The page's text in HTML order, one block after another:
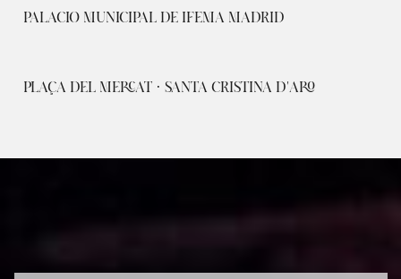
PALACIO MUNICIPAL DE IFEMA MADRID
PLAÇA DEL MERCAT · SANTA CRISTINA D'ARO